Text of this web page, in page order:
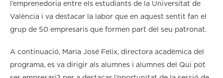
l’emprenedoria entre els estudiants de la Universitat de
València i va destacar la labor que en aquest sentit fan el
grup de 50 empresaris que formen part del seu patronat.
A continuació, María José Felix, directora acadèmica del
programa, es va dirigir als alumnes i alumnes del Qui pot